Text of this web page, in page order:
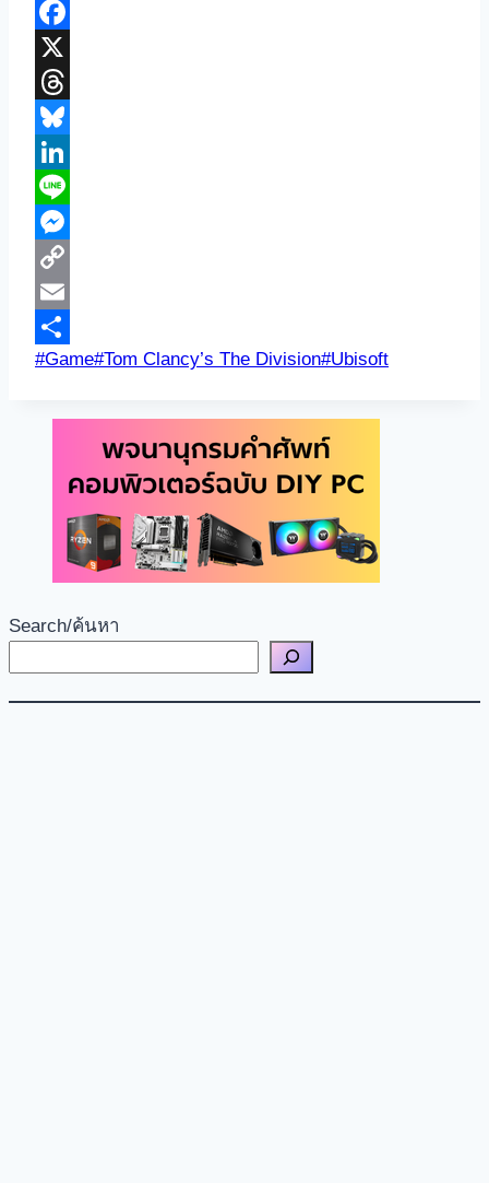
Google
Translate
Facebook
X
Threads
Bluesky
LinkedIn
Line
Messenger
Copy
Link
Email
Share
Post
#Game#Tom Clancy’s The Division#Ubisoft
Search/ค้นหา